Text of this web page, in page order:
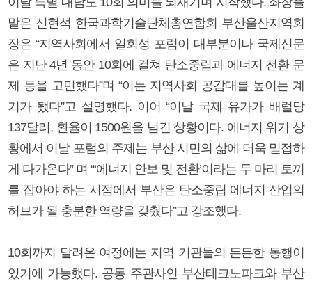
맡은 신현석 한국과학기술단체총연합회 부산울산지역회
장은 “지역사회에서 일회성 포럼이 대부분이나 국제신문
은 지난 4년 동안 10회에 걸쳐 탄소중립과 에너지 전환 문
제 등을 고민했다”며 “이는 지역사회 공감대를 높이는 계
기가 됐다”고 설명했다. 이어 “이날 국제 유가가 배럴당
137달러, 환율이 1500원을 넘긴 상황이다. 에너지 위기 상
황에서 이날 포럼의 주제는 부산 시민의 삶에 더욱 밀접하
게 다가온다” 며 “‘에너지 안보 및 전환’이라는 두 마리 토끼
를 잡아야 하는 시점에서 부산은 탄소중립 에너지 산업의
허브가 될 충분한 역량을 갖췄다”고 강조했다.
10회까지 달려온 여정에는 지역 기관들의 든든한 동행이
있기에 가능했다. 공동 주관사인 부산테크노파크와 부산